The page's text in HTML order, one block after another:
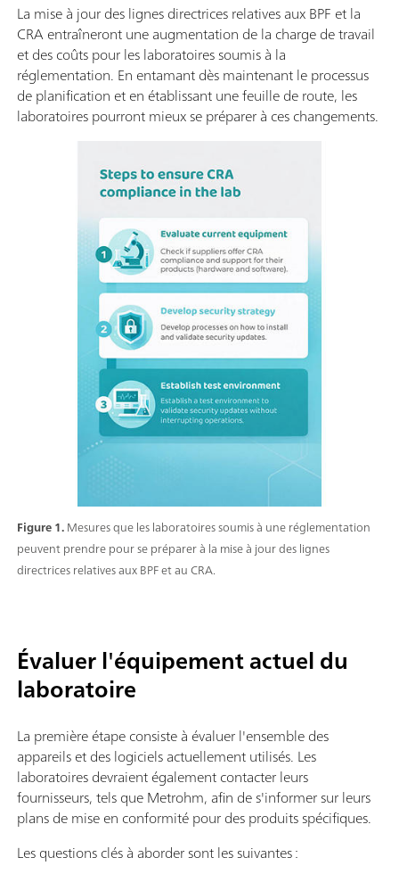
Figure 1.Mesures que les laboratoires soumis à une réglementation
peuvent prendre pour se préparer à la mise à jour des lignes
directrices relatives aux BPF et au CRA.
La mise à jour des lignes directrices relatives aux BPF et la
CRA entraîneront une augmentation de la charge de travail
et des coûts pour les laboratoires soumis à la
réglementation. En entamant dès maintenant le processus
de planification et en établissant une feuille de route, les
laboratoires pourront mieux se préparer à ces changements.
Évaluer l'équipement actuel du
laboratoire
La première étape consiste à évaluer l'ensemble des
appareils et des logiciels actuellement utilisés. Les
laboratoires devraient également contacter leurs
fournisseurs, tels que Metrohm, afin de s'informer sur leurs
plans de mise en conformité pour des produits spécifiques.
Les questions clés à aborder sont les suivantes :